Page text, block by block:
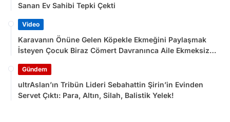
Sanan Ev Sahibi Tepki Çekti
Video
Karavanın Önüne Gelen Köpekle Ekmeğini Paylaşmak
İsteyen Çocuk Biraz Cömert Davranınca Aile Ekmeksiz
Gündem
ultrAslan’ın Tribün Lideri Sebahattin Şirin’in Evinden
Servet Çıktı: Para, Altın, Silah, Balistik Yelek!